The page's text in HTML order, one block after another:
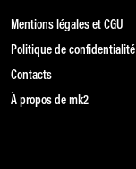
Mentions légales et CGU
Politique de confidentialité
Contacts
À propos de mk2